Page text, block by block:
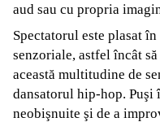
aud sau cu propria
Spectatorul este plasat
senzoriale, astfel încât
această multitudine de
dansatorul hip-hop. Puşi
neobişnuite şi de a